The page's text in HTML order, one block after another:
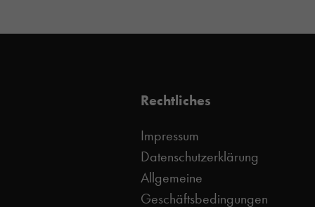
Rechtliches
Impressum
Datenschutzerklärung
Allgemeine
Geschäftsbedingungen